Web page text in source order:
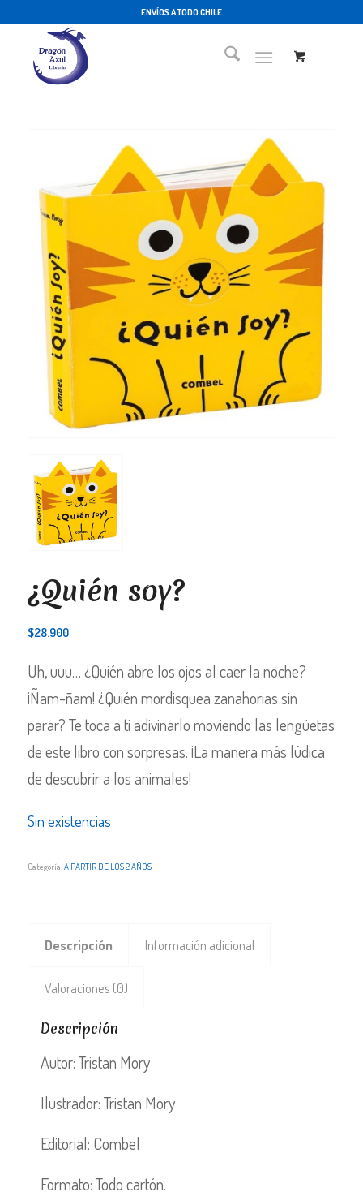
ENVÍOS A TODO CHILE
¿Quién soy?
$28.900
Uh, uuu… ¿Quién abre los ojos al caer la noche?
¡Ñam-ñam! ¿Quién mordisquea zanahorias sin
parar? Te toca a ti adivinarlo moviendo las lengüetas
de este libro con sorpresas. ¡La manera más lúdica
de descubrir a los animales!
Sin existencias
Categoría:A PARTIR DE LOS 2 AÑOS
Descripción Información adicional
Valoraciones (0)
Descripción
Autor: Tristan Mory
Ilustrador: Tristan Mory
Editorial: Combel
Formato: Todo cartón.